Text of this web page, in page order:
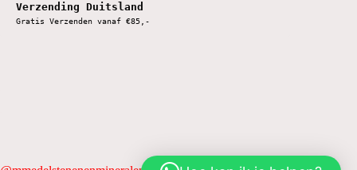
Verzending Duitsland
Gratis Verzenden vanaf €85,-